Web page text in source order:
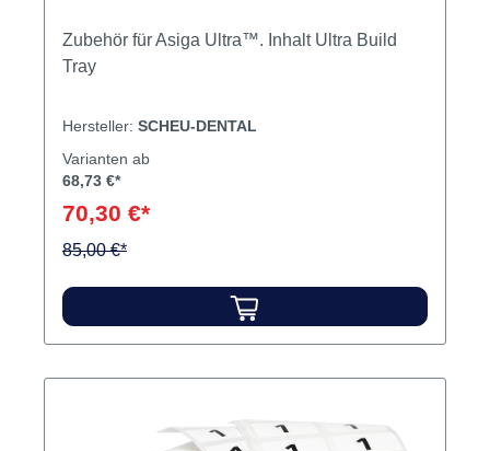
Zubehör für Asiga Ultra™. Inhalt Ultra Build
Tray
Hersteller: SCHEU-DENTAL
Varianten ab
68,73 €*
70,30 €*
85,00 €*